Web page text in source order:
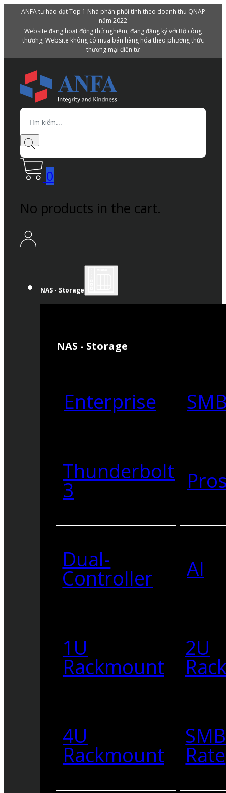
ANFA tự hào đạt Top 1 Nhà phân phối tính theo doanh thu QNAP
năm 2022
Website đang hoạt động thử nghiệm, đang đăng ký với Bộ công
thương, Website không có mua bán hàng hóa theo phương thức
thương mại điện tử
Search
0
No products in the cart.
NAS - Storage
NAS - Storage
Enterprise
Thunderbolt
3
Dual-
Controller AI
1U
Rackmount
2U
4U
Rackmount Rate